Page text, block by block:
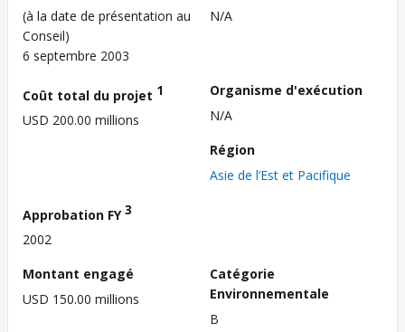
(à la date de présentation au
Conseil)
6 septembre 2003
N/A
Coût total du projet 1
USD 200.00 millions
Organisme d'exécution
N/A
Région
Asie de l’Est et Pacifique
Approbation FY3
2002
Montant engagé
USD 150.00 millions
Catégorie
Environnementale
B